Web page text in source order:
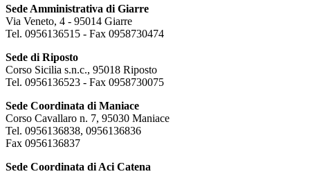
Sede Amministrativa di Giarre
Via Veneto, 4 - 95014 Giarre
Tel. 0956136515 - Fax 0958730474
Sede di Riposto
Corso Sicilia s.n.c., 95018 Riposto
Tel. 0956136523 - Fax 0958730075
Sede Coordinata di Maniace
Corso Cavallaro n. 7, 95030 Maniace
Tel. 0956136838, 0956136836
Fax 0956136837
Sede Coordinata di Aci Catena